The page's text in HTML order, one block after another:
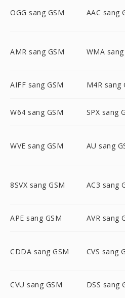
OGG sang GSM AAC sang
AMR sang GSM WMA sang
AIFF sang GSM M4R sang
W64 sang GSM SPX sang
WVE sang GSM AU sang
8SVX sang GSM AC3 sang
APE sang GSM AVR sang
CDDA sang GSM CVS sang
CVU sang GSM DSS sang